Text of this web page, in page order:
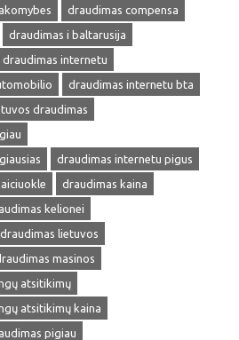
draudimas compensa
draudimas i baltarusija
draudimas internetu
draudimas internetu bta
draudimas
draudimas internetu pigus
draudimas kaina
kelionei
draudimas lietuvos
masinos
atsitikimų
atsitikimų kaina
pigiau